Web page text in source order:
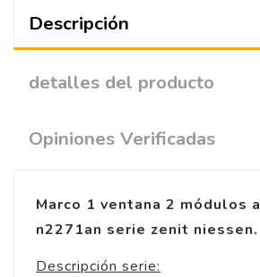
Descripción
detalles del producto
Opiniones Verificadas
Marco 1 ventana 2 módulos
n2271an serie zenit niessen.
Descripción serie: